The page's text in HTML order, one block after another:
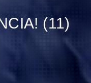
(11)